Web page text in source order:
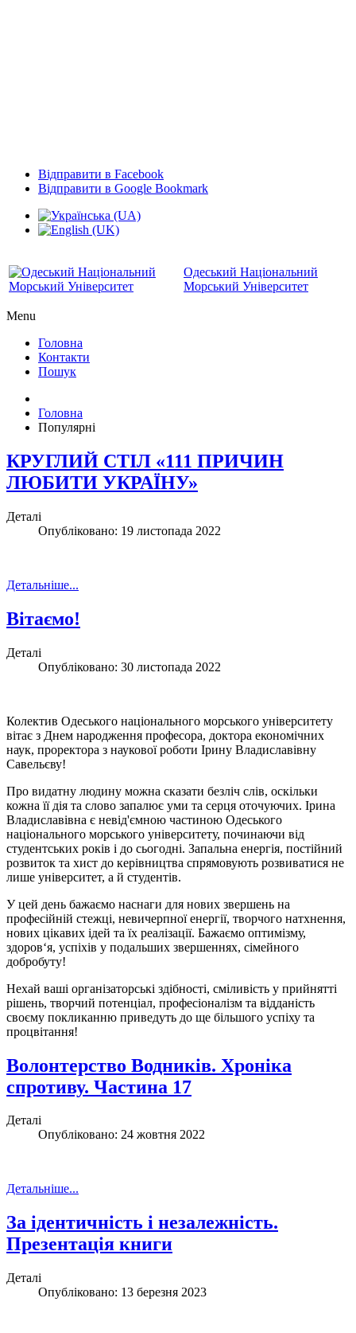
Відправити в Facebook
Відправити в Google Bookmark
Одеський Національний
Морський Університет
Menu
Головна
Контакти
Пошук
Головна
Популярні
КРУГЛИЙ СТІЛ «111 ПРИЧИН
ЛЮБИТИ УКРАЇНУ»
Деталі
Опубліковано: 19 листопада 2022
Детальніше...
Вітаємо!
Деталі
Опубліковано: 30 листопада 2022
Колектив Одеського національного морського університету
вітає з Днем народження професора, доктора економічних
наук, проректора з наукової роботи Ірину Владиславівну
Савельєву!
Про видатну людину можна сказати безліч слів, оскільки
кожна її дія та слово запалює уми та серця оточуючих. Ірина
Владиславівна є невід'ємною частиною Одеського
національного морського університету, починаючи від
студентських років і до сьогодні. Запальна енергія, постійний
розвиток та хист до керівництва спрямовують розвиватися не
лише університет, а й студентів.
У цей день бажаємо наснаги для нових звершень на
професійній стежці, невичерпної енергії, творчого натхнення,
нових цікавих ідей та їх реалізації. Бажаємо оптимізму,
здоров‘я, успіхів у подальших звершеннях, сімейного
добробуту!
Нехай ваші організаторські здібності, сміливість у прийнятті
рішень, творчий потенціал, професіоналізм та відданість
своєму покликанню приведуть до ще більшого успіху та
процвітання!
Волонтерство Водників. Хроніка
спротиву. Частина 17
Деталі
Опубліковано: 24 жовтня 2022
Детальніше...
За ідентичність і незалежність.
Презентація книги
Деталі
Опубліковано: 13 березня 2023